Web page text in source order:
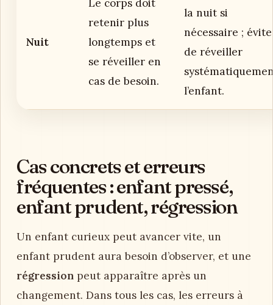
Nuit
Le corps doit
retenir plus
longtemps et
se réveiller en
cas de besoin.
la nuit si
nécessaire ;
de réveiller
l’enfant.
Cas concrets et erreurs
fréquentes : enfant pressé,
enfant prudent, régression
Un enfant curieux peut avancer vite, un
enfant prudent aura besoin d’observer, et une
régression peut apparaître après un
changement. Dans tous les cas, les erreurs à